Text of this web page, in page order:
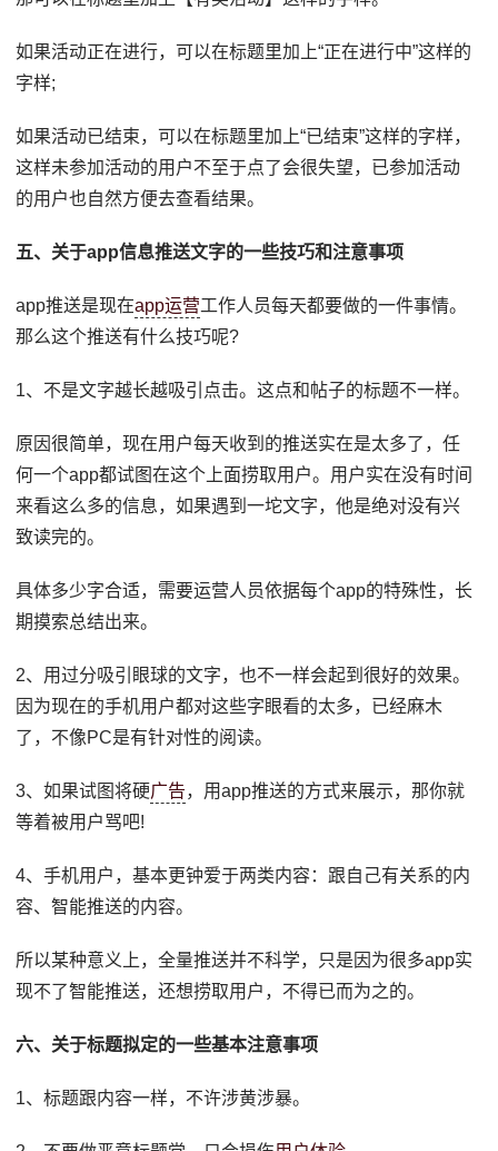
如果活动正在进行，可以在标题里加上“正在进行中”这样的
字样;
如果活动已结束，可以在标题里加上“已结束”这样的字样，
这样未参加活动的用户不至于点了会很失望，已参加活动
的用户也自然方便去查看结果。
五、关于app信息推送文字的一些技巧和注意事项
app推送是现在app运营工作人员每天都要做的一件事情。
那么这个推送有什么技巧呢?
1、不是文字越长越吸引点击。这点和帖子的标题不一样。
原因很简单，现在用户每天收到的推送实在是太多了，任
何一个app都试图在这个上面捞取用户。用户实在没有时间
来看这么多的信息，如果遇到一坨文字，他是绝对没有兴
致读完的。
具体多少字合适，需要运营人员依据每个app的特殊性，长
期摸索总结出来。
2、用过分吸引眼球的文字，也不一样会起到很好的效果。
因为现在的手机用户都对这些字眼看的太多，已经麻木
了，不像PC是有针对性的阅读。
3、如果试图将硬广告，用app推送的方式来展示，那你就
等着被用户骂吧!
4、手机用户，基本更钟爱于两类内容：跟自己有关系的内
容、智能推送的内容。
所以某种意义上，全量推送并不科学，只是因为很多app实
现不了智能推送，还想捞取用户，不得已而为之的。
六、关于标题拟定的一些基本注意事项
1、标题跟内容一样，不许涉黄涉暴。